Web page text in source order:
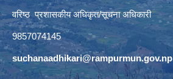
वरिष्ठ प्रशासकीय अधिकृत/सूचना अधिकारी
9857074145
suchanaadhikari@rampurmun.gov.np